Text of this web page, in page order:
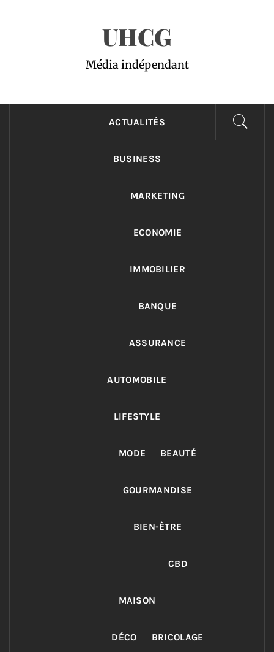
UHCG
Média indépendant
ACTUALITÉS
BUSINESS
MARKETING
ECONOMIE
IMMOBILIER
BANQUE
ASSURANCE
AUTOMOBILE
LIFESTYLE
MODE BEAUTÉ
GOURMANDISE
BIEN-ÊTRE
CBD
MAISON
DÉCO BRICOLAGE